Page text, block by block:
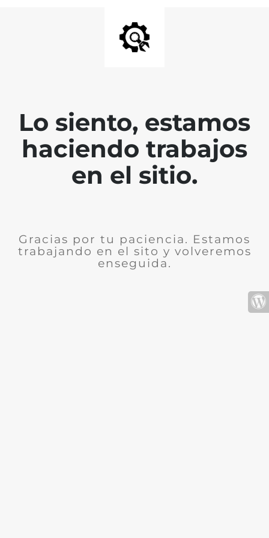
Lo siento, estamos
haciendo trabajos
en el sitio.
Gracias por tu paciencia. Estamos
trabajando en el sito y volveremos
enseguida.